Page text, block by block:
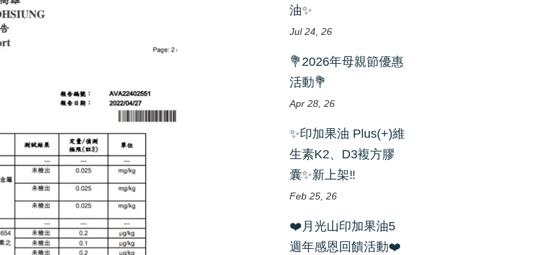
油✨
Jul 24, 26
💐2026年母親節優惠
活動💐
Apr 28, 26
✨印加果油 Plus(+)維
生素K2、D3複方膠
囊✨新上架‼️
Feb 25, 26
❤️月光山印加果油5
週年感恩回饋活動❤️